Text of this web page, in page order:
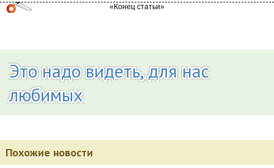
Это надо видеть, для нас
любимых
Похожие новости